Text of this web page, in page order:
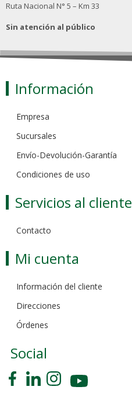
Ruta Nacional N° 5 – Km 33
Sin atención al público
Información
Empresa
Sucursales
Envío-Devolución-Garantía
Condiciones de uso
Servicios al cliente
Contacto
Mi cuenta
Información del cliente
Direcciones
Órdenes
Social